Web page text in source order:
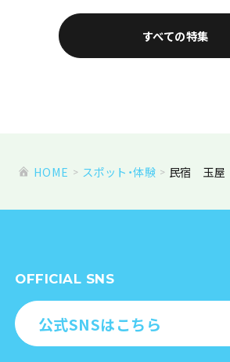
すべての特集
HOME スポット・体験 民宿 玉屋
OFFICIAL SNS
公式SNSはこちら